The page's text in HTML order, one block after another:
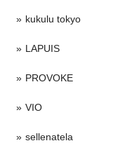
kukulu tokyo
LAPUIS
PROVOKE
VIO
sellenatela